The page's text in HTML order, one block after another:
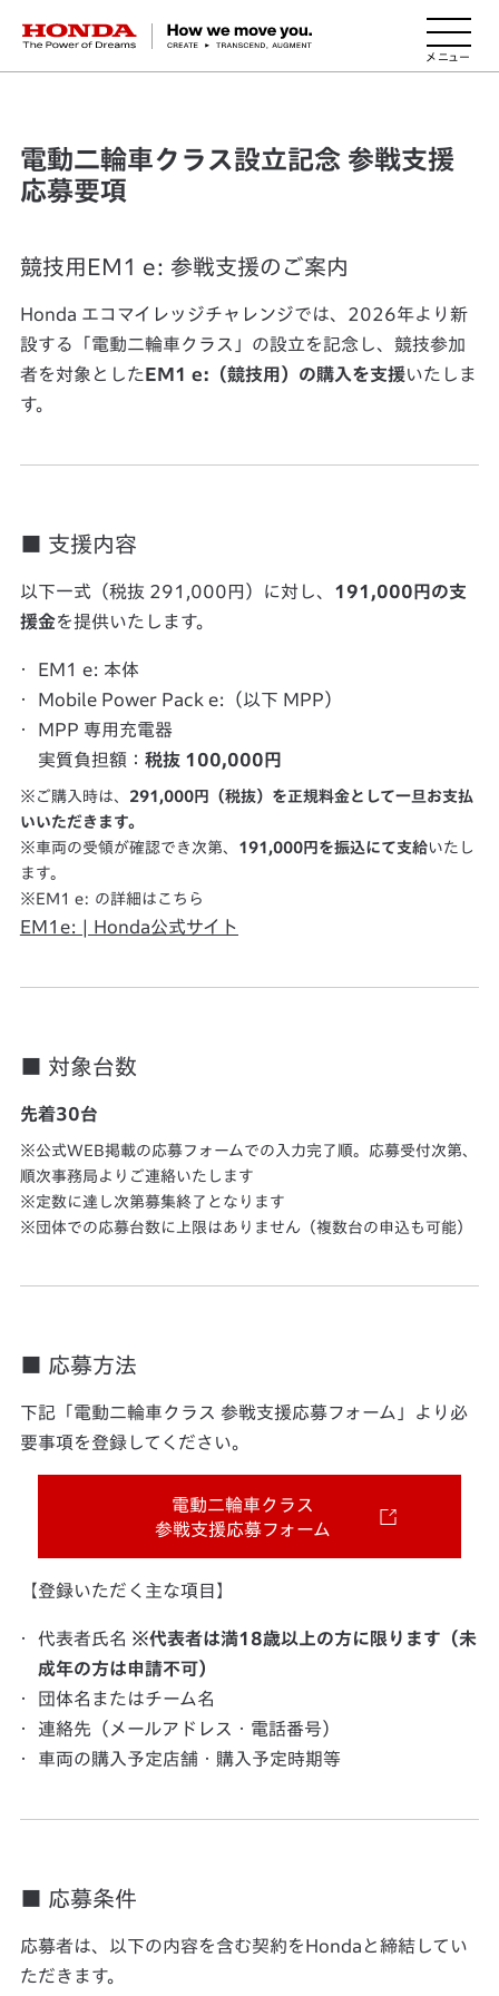
HONDA The Power of Dreams
電動二輪車クラス設立記念 参戦支援
応募要項
競技用EM1 e: 参戦支援のご案内
Honda エコマイレッジチャレンジでは、2026年より新
設する「電動二輪車クラス」の設立を記念し、競技参加
者を対象とした EM1 e:（競技用）の購入を支援いたしま
す。
■ 支援内容
以下一式（税抜 291,000円）に対し、 191,000円の支
援金を提供いたします。
EM1 e: 本体
Mobile Power Pack e:（以下 MPP）
MPP 専用充電器
実質負担額： 税抜 100,000円
ご購入時は、 291,000円（税抜）を正規料金として一旦お支払
いいただきます。
車両の受領が確認でき次第、 191,000円を振込にて支給いたし
ます。
EM1 e: の詳細はこちら
EM1e: | Honda公式サイト
■ 対象台数
先着30台
公式WEB掲載の応募フォームでの入力完了順。応募受付次第、
順次事務局よりご連絡いたします
定数に達し次第募集終了となります
団体での応募台数に上限はありません（複数台の申込も可能）
■ 応募方法
下記「電動二輪車クラス 参戦支援応募フォーム」より必
要事項を登録してください。
電動二輪車クラス
参戦支援応募フォーム
【登録いただく主な項目】
代表者氏名 ※代表者は満18歳以上の方に限ります（未
成年の方は申請不可）
団体名またはチーム名
連絡先（メールアドレス・電話番号）
車両の購入予定店舗・購入予定時期等
■ 応募条件
応募者は、以下の内容を含む契約をHondaと締結してい
ただきます。